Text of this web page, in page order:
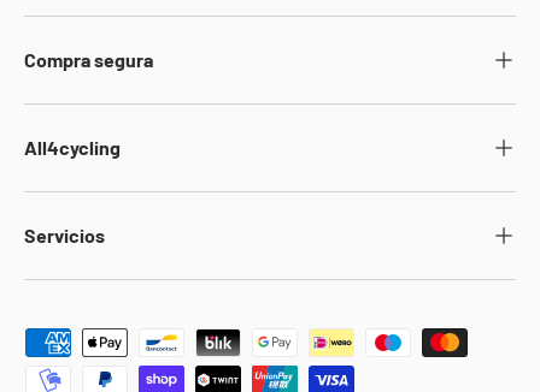
Compra segura
All4cycling
Servicios
Formas de pago aceptadas